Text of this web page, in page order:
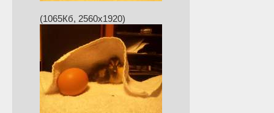
(1065Кб, 2560x1920)